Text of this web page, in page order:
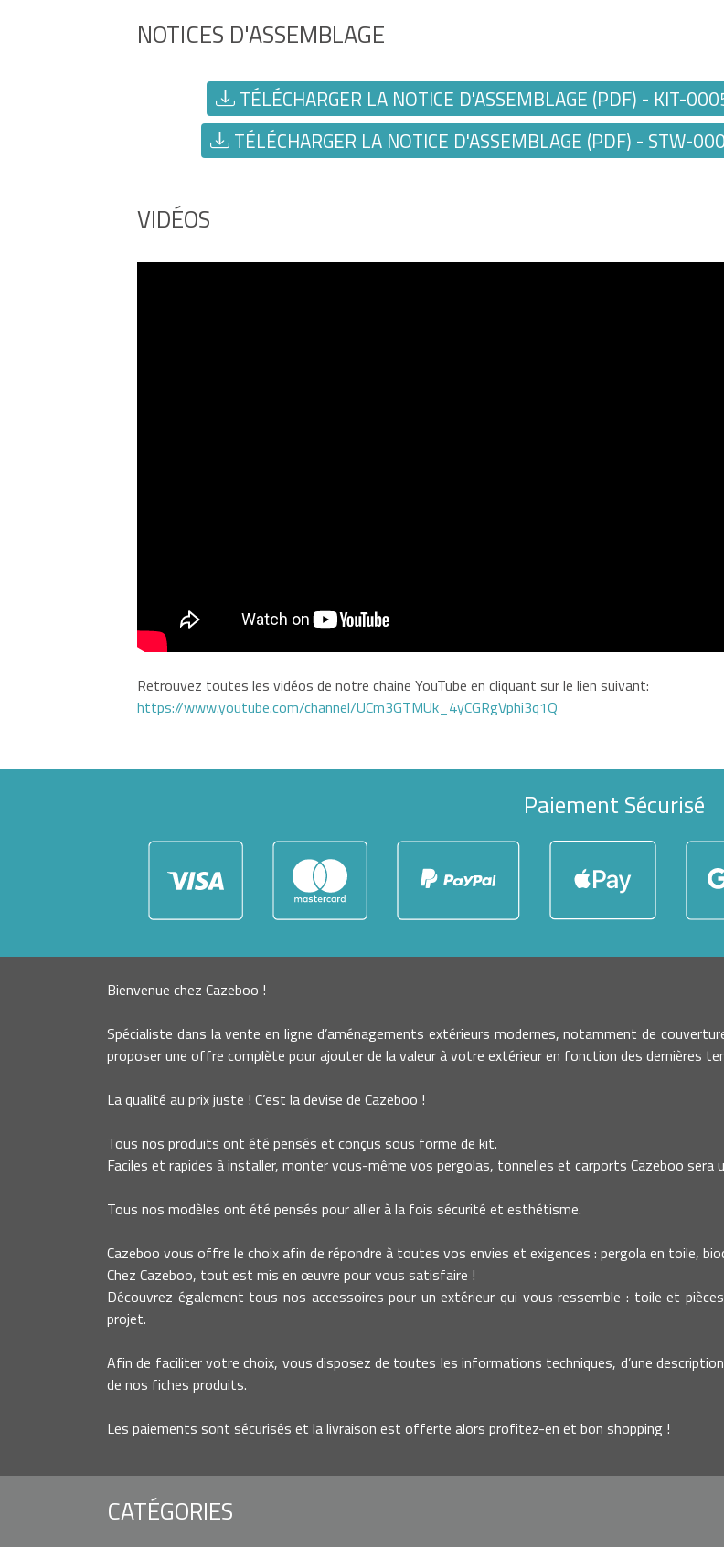
NOTICES D'ASSEMBLAGE
TÉLÉCHARGER LA NOTICE D'ASSEMBLAGE (PDF) - KIT-
TÉLÉCHARGER LA NOTICE D'ASSEMBLAGE (PDF) - STW-
VIDÉOS
Retrouvez toutes les vidéos de notre chaine YouTube en cliquant sur le lien suivant:
https://www.youtube.com/channel/UCm3GTMUk_4yCGRgVphi3q1Q
Paiement Sécurisé
Bienvenue chez Cazeboo !
Spécialiste dans la vente en ligne d’aménagements extérieurs modernes, notamment de
proposer une offre complète pour ajouter de la valeur à votre extérieur en fonction des dernières
La qualité au prix juste ! C’est la devise de Cazeboo !
Tous nos produits ont été pensés et conçus sous forme de kit.
Faciles et rapides à installer, monter vous-même vos pergolas, tonnelles et carports Cazeboo sera
Tous nos modèles ont été pensés pour allier à la fois sécurité et esthétisme.
Cazeboo vous offre le choix afin de répondre à toutes vos envies et exigences : pergola en toile,
Chez Cazeboo, tout est mis en œuvre pour vous satisfaire !
Découvrez également tous nos accessoires pour un extérieur qui vous ressemble : toile et
projet.
Afin de faciliter votre choix, vous disposez de toutes les informations techniques, d’une
de nos fiches produits.
Les paiements sont sécurisés et la livraison est offerte alors profitez-en et bon shopping !
CATÉGORIES